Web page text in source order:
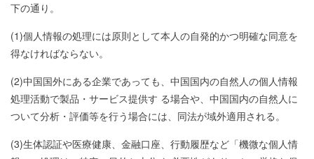
下の通り。
(1)個人情報の処理には原則として本人の自発的かつ明確な同意を
得なければならない。
(2)中国国外にある企業であっても、中国国内の自然人の個人情報
処理活動で製品・サービス提供す る場合や、中国国内の自然人に
ついて分析・評価等を行う場合には、同法が域外適用される。
(3)生体認証や医療健康、金融口座、行動履歴など「機微な個人情